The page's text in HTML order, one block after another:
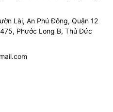
Lài, An Phú Đông, Quận 12
Phước Long B, Thủ Đức